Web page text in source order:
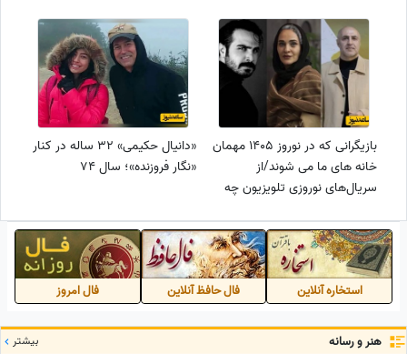
بازیگرانی که در نوروز 1405 مهمان
خانه های ما می شوند/از
سریال‌های نوروزی تلویزیون چه
«دانیال حکیمی» 32 ساله در کنار
«نگار فروزنده»؛ سال 74
استخاره آنلاین فال حافظ آنلاین فال امروز
هنر و رسانه بیشتر